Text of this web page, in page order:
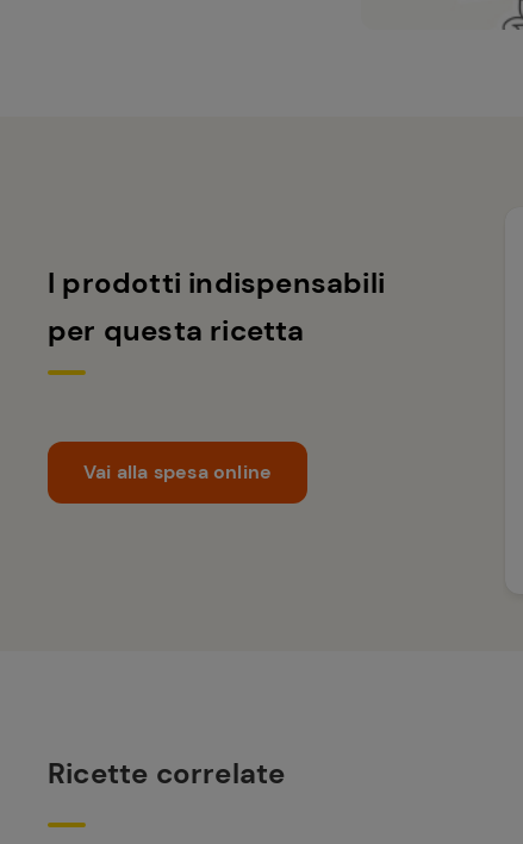
I prodotti indispensabili
per questa ricetta
Vai alla spesa online
Ricette correlate